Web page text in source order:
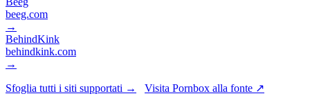
beeg.com
→
BehindKink
behindkink.com
→
Sfoglia tutti i siti supportati → Visita Pornbox alla fonte ↗